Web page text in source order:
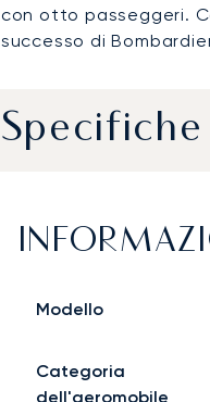
con otto passeggeri.
successo di
Specifiche
Modello
Categoria
dell'aeromobile